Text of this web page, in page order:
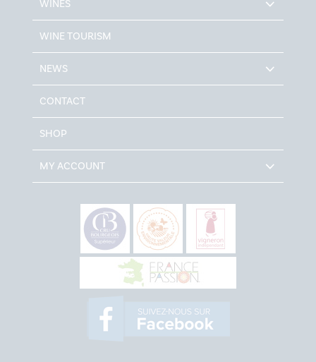
WINES
WINE TOURISM
NEWS
CONTACT
SHOP
MY ACCOUNT